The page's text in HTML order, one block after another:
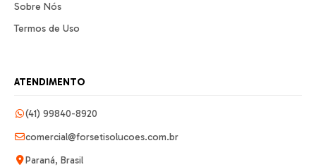
Sobre Nós
Termos de Uso
ATENDIMENTO
(41) 99840-8920
comercial@forsetisolucoes.com.br
Paraná, Brasil